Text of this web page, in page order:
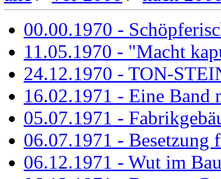
00.00.1970 -
11.05.1970 - "Macht
24.12.1970 - TON-
16.02.1971 - Eine Band
05.07.1971 -
06.07.1971 - Besetzung
06.12.1971 - Wut im